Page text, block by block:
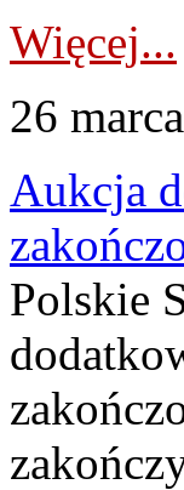
Więcej...
26
Aukcja
Polskie